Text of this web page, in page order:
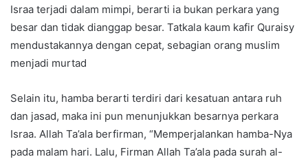
Israa terjadi dalam mimpi, berarti ia bukan perkara yang
besar dan tidak dianggap besar. Tatkala kaum kafir Quraisy
mendustakannya dengan cepat, sebagian orang muslim
menjadi murtad
Selain itu, hamba berarti terdiri dari kesatuan antara ruh
dan jasad, maka ini pun menunjukkan besarnya perkara
Israa. Allah Ta’ala berfirman, “Memperjalankan hamba-Nya
pada malam hari. Lalu, Firman Allah Ta’ala pada surah al-